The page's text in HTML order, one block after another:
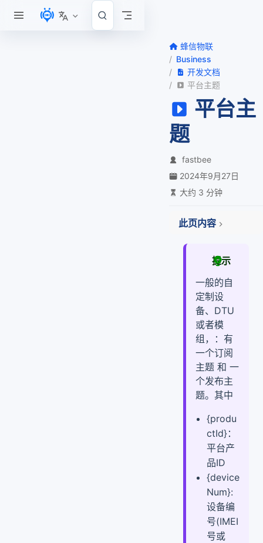
跳至主要內容
蜂信物联
Business
开发文档
平台主题
平台主
题
fastbee
2024年9月27日
大约 3 分钟
此页内容
一、服务端主题
二、设备端主题
提示
一般的自
定制设
备、DTU
或者模
组，：有
一个订阅
主题 和 一
个发布主
题。其中
{produ
ctId}：
平台产
品ID
{device
Num}:
设备编
号(IMEI
号或